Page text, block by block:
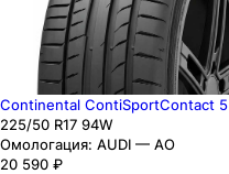
Continental ContiSportContact 5
225/50 R17 94W
Омологация: AUDI — AO
20 590 ₽